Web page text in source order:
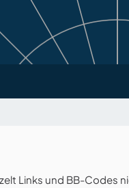
Links und BB-Codes